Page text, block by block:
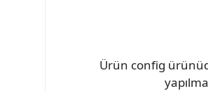
Ürün config